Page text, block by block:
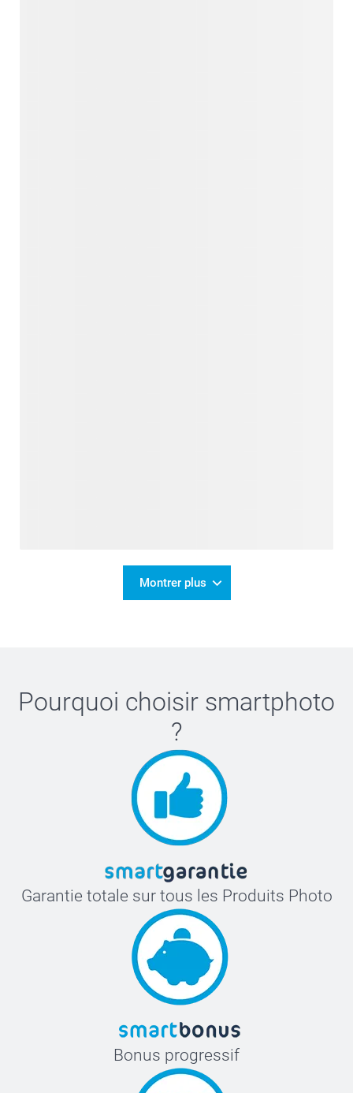
Montrer plus
Pourquoi choisir smartphoto
?
Garantie totale sur tous les Produits Photo
Bonus progressif